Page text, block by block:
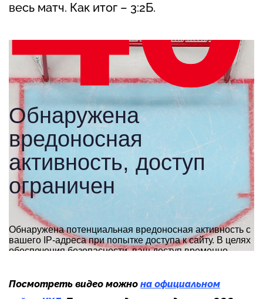
весь матч. Как итог – 3:2Б.
Посмотреть видео можно на официальном